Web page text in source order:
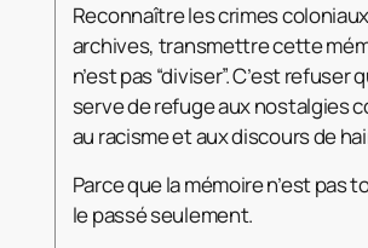
Reconnaître les crimes
archives, transmettre cette
n’est pas “diviser”. C’est refuser
serve de refuge aux nostalgies
au racisme et aux discours de
Parce que la mémoire n’est pas
le passé seulement.